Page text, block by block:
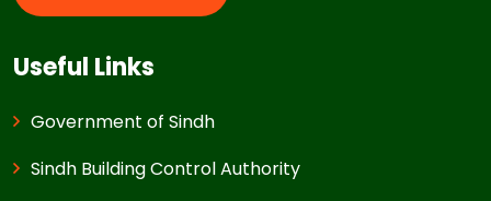
Useful Links
Government of Sindh
Sindh Building Control Authority